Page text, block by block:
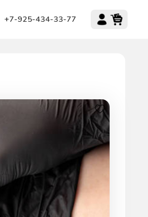
+7-925-434-33-77